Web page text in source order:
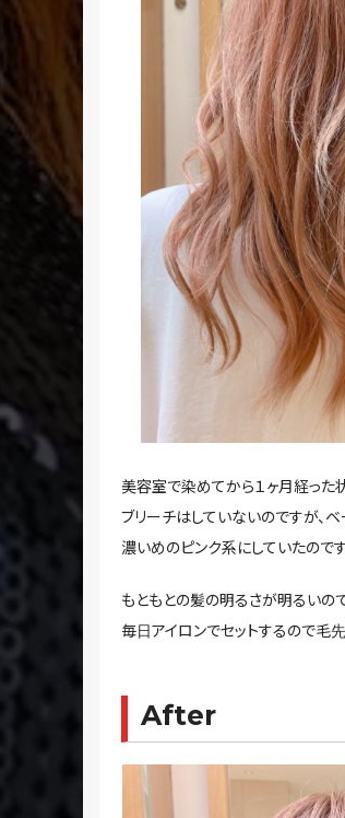
美容室で染めてから１ヶ月経った
ブリーチはしていないのですが、
濃いめのピンク系にしていたので
もともとの髪の明るさが明るいの
毎日アイロンでセットするので毛
After